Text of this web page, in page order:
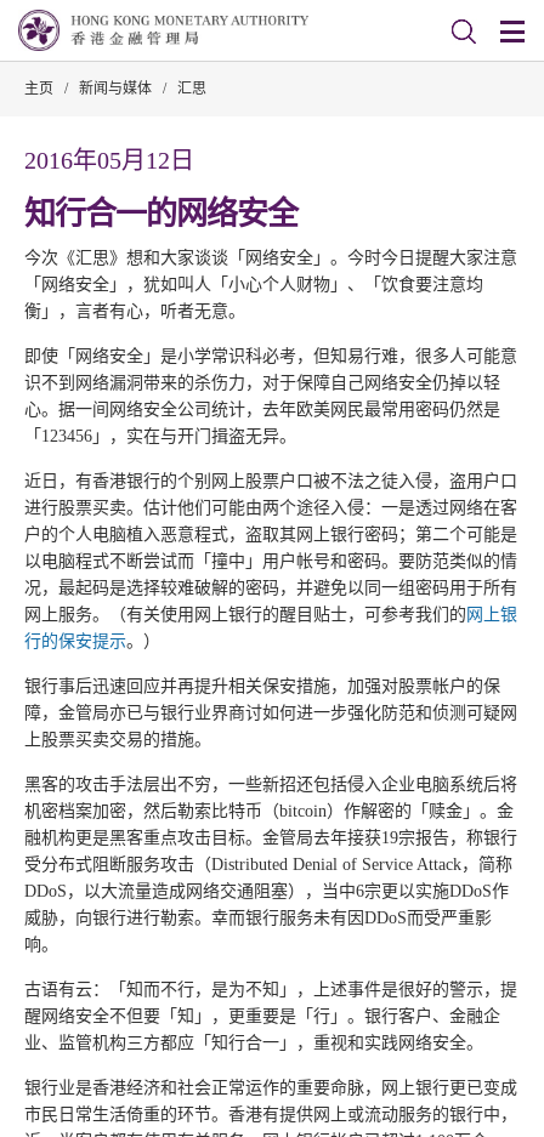
主页 / 新闻与媒体 / 汇思
2016年05月12日
知行合一的网络安全
今次《汇思》想和大家谈谈「网络安全」。今时今日提醒大家注意
「网络安全」，犹如叫人「小心个人财物」、「饮食要注意均
衡」，言者有心，听者无意。
即使「网络安全」是小学常识科必考，但知易行难，很多人可能意
识不到网络漏洞带来的杀伤力，对于保障自己网络安全仍掉以轻
心。据一间网络安全公司统计，去年欧美网民最常用密码仍然是
「123456」，实在与开门揖盗无异。
近日，有香港银行的个别网上股票户口被不法之徒入侵，盗用户口
进行股票买卖。估计他们可能由两个途径入侵：一是透过网络在客
户的个人电脑植入恶意程式，盗取其网上银行密码；第二个可能是
以电脑程式不断尝试而「撞中」用户帐号和密码。要防范类似的情
况，最起码是选择较难破解的密码，并避免以同一组密码用于所有
网上服务。（有关使用网上银行的醒目贴士，可参考我们的 网上银
行的保安提示。）
银行事后迅速回应并再提升相关保安措施，加强对股票帐户的保
障，金管局亦已与银行业界商讨如何进一步强化防范和侦测可疑网
上股票买卖交易的措施。
黑客的攻击手法层出不穷，一些新招还包括侵入企业电脑系统后将
机密档案加密，然后勒索比特币（bitcoin）作解密的「赎金」。金
融机构更是黑客重点攻击目标。金管局去年接获19宗报告，称银行
受分布式阻断服务攻击（Distributed Denial of Service Attack，简称
DDoS，以大流量造成网络交通阻塞），当中6宗更以实施DDoS作
威胁，向银行进行勒索。幸而银行服务未有因DDoS而受严重影
响。
古语有云：「知而不行，是为不知」，上述事件是很好的警示，提
醒网络安全不但要「知」，更重要是「行」。银行客户、金融企
业、监管机构三方都应「知行合一」，重视和实践网络安全。
银行业是香港经济和社会正常运作的重要命脉，网上银行更已变成
市民日常生活倚重的环节。香港有提供网上或流动服务的银行中，